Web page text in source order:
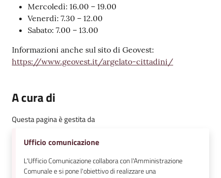
Mercoledì: 16.00 – 19.00
Venerdì: 7.30 – 12.00
Sabato: 7.00 – 13.00
Informazioni anche sul sito di Geovest:
https://www.geovest.it/argelato-cittadini/
A cura di
Questa pagina è gestita da
Ufficio comunicazione
L'Ufficio Comunicazione collabora con l'Amministrazione
Comunale e si pone l'obiettivo di realizzare una